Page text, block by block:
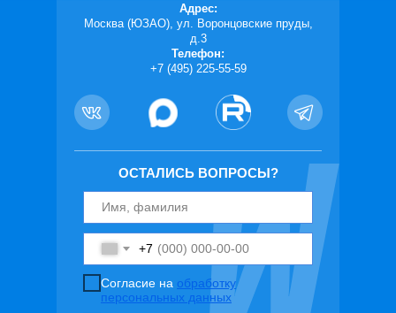
Адрес:
Москва (ЮЗАО), ул. Воронцовские пруды,
д.3
Телефон:
+7 (495) 225-55-59
ОСТАЛИСЬ ВОПРОСЫ?
+7
Согласие на обработку
персональных данных